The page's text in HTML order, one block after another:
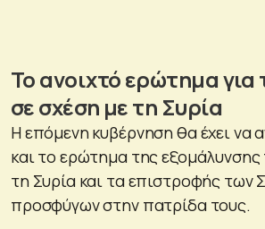
Το ανοιχτό ερώτημα για
σε σχέση με τη Συρία
Η επόμενη κυβέρνηση θα έχει να
και το ερώτημα της
τη Συρία και τα επιστροφής των
προσφύγων στην πατρίδα τους.